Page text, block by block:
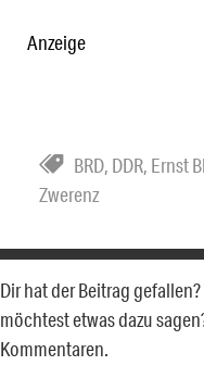
Anzeige
BRD, DDR, Ernst
Zwerenz
Dir hat der Beitrag
möchtest etwas dazu
Kommentaren.